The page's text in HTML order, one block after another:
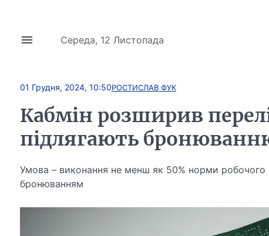
Середа, 12 Листопада
01 Грудня, 2024, 10:50РОСТИСЛАВ ФУК
Кабмін розширив
підлягають
Умова – виконання не менш як 50% норми робочого
бронюванням